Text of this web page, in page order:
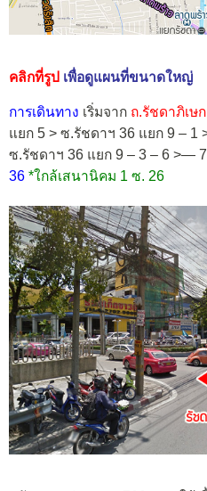
คลิกที่รูป เพื่อดูแผนที่ขนาดใหญ่
การเดินทาง เริ่มจาก ถ.รัชดาภิเษก
แยก 5 > ซ.รัชดาฯ 36 แยก 9 – 1
ซ.รัชดาฯ 36 แยก 9 – 3 – 6 >—
36 *ใกล้เสนานิคม 1 ซ. 26